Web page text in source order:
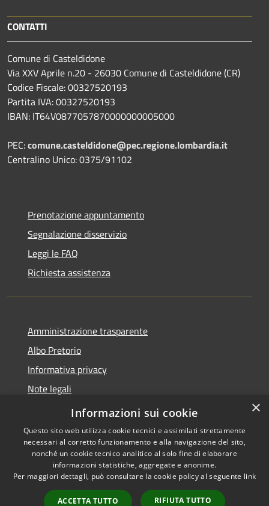
CONTATTI
Comune di Casteldidone
Via XXV Aprile n.20 - 26030 Comune di Casteldidone (CR)
Codice Fiscale: 00327520193
Partita IVA: 00327520193
IBAN: IT64V0877057870000000005000
PEC:comune.casteldidone@pec.regione.lombardia.it
Centralino Unico: 0375/91102
Prenotazione appuntamento
Segnalazione disservizio
Leggi le FAQ
Richiesta assistenza
Amministrazione trasparente
Albo Pretorio
Informativa privacy
Note legali
Dichiarazione di accessibilità
Accessibilità
Copyright © 2026 • Comune di
Casteldidone • Powered by
Municipium•
Accesso
×
Informazioni sui cookie
Questo sito web utilizza cookie tecnici e assimilati strettamente
necessari al corretto funzionamento e alla navigazione del sito,
nonché un cookie tecnico analitico al solo fine di elaborare
informazioni statistiche, aggregate e anonime.
Per maggiori dettagli, può consultare la cookie policy al seguente link
ACCETTA TUTTO RIFIUTA TUTTO